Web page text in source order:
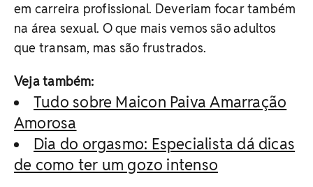
em carreira profissional. Deveriam focar também
na área sexual. O que mais vemos são adultos
que transam, mas são frustrados.
Veja também:
Tudo sobre Maicon Paiva Amarração
Amorosa
Dia do orgasmo: Especialista dá dicas
de como ter um gozo intenso